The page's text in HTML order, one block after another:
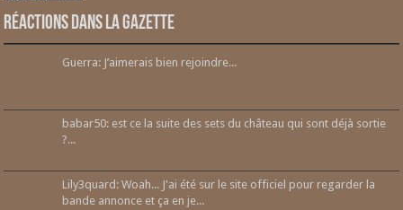
Réactions dans la gazette
Guerra: J’aimerais bien rejoindre...
babar50: est ce la suite des sets du château qui sont déjà sortie
?...
Lily3quard: Woah... J'ai été sur le site officiel pour regarder la
bande annonce et ça en je...